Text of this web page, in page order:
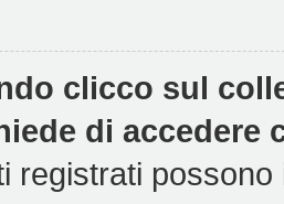
clicco sul
di accedere
registrati